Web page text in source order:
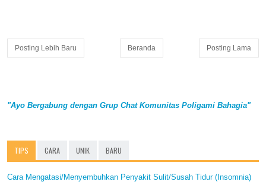
Posting Lebih Baru Posting Lama
Beranda
"Ayo Bergabung dengan Grup Chat Komunitas Poligami Bahagia"
TIPS CARA UNIK BARU
Cara Mengatasi/Menyembuhkan Penyakit Sulit/Susah Tidur (Insomnia)